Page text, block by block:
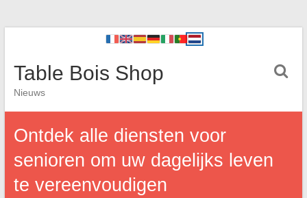
Table Bois Shop
Nieuws
Ontdek alle diensten voor
senioren om uw dagelijks leven
te vereenvoudigen